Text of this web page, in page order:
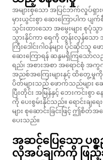
အများစုသော အပြင်ဘက်လှုပ်ရှား
မှားယွင်းစွာ ဆေးကြောပါက ပျ
သွင်းထားသော အမွေးများ စုပုံသွာ
သွားနိုင်ကာ ရေကို တွန်းလှန်သော
ကြီးဒေါင်းဂါဝန်များ ပိုင်ဆိုင်
ဆေးကြောရန် ဆန္ဒမရှိကြသော်လ
ရည်၊ အစားအစာ အရောင်စုံ အကွက်
အညစ်အကြေးများနှင့် ထိတွေ့မှု
ပိတ်များသည် ဖောက်သည်များ
ပြီးတိုင်း အမြန်နှင့် ဘေးကင်းစွာ
ကို ပေးစွမ်းနိုင်သည်။ ရောင်းချရ
များ စုဆောင်းခြင်းဖြင့် ဤစိ
ပေးသည်။
အဆင်ပြေသော ပစ္
လိုအပ်ချက်ကို ဖြည့်